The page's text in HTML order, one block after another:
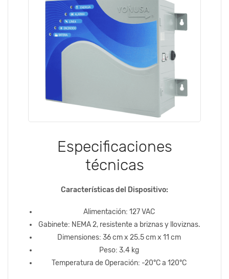
Especificaciones
técnicas
Características del Dispositivo:
Alimentación: 127 VAC
Gabinete: NEMA 2, resistente a briznas y lloviznas.
Dimensiones: 36 cm x 25.5 cm x 11 cm
Peso: 3.4 kg
Temperatura de Operación: -20°C a 120°C